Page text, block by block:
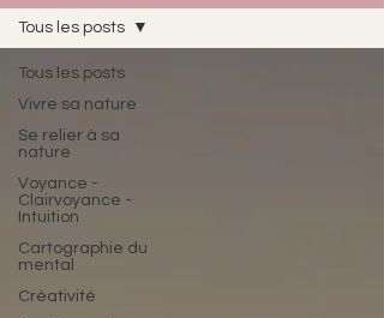
Tous les posts
Vivre sa nature
Se relier à sa
nature
Voyance -
Clairvoyance -
Intuition
Cartographie du
mental
Créativité
Tous les posts